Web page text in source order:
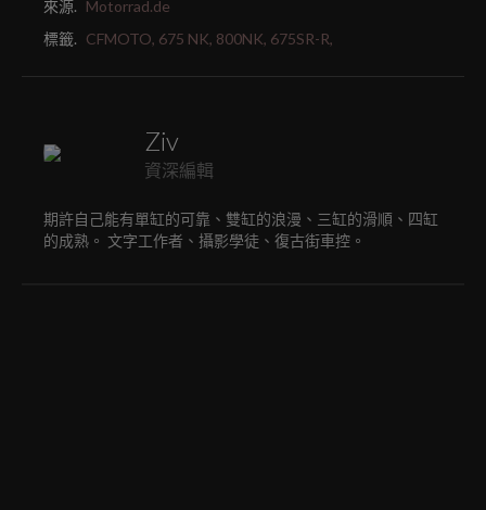
來源. Motorrad.de
標籤. CFMOTO, 675 NK, 800NK, 675SR-R,
Ziv
資深編輯
期許自己能有單缸的可靠、雙缸的浪漫、三缸的滑順、四缸
的成熟。 文字工作者、攝影學徒、復古街車控。